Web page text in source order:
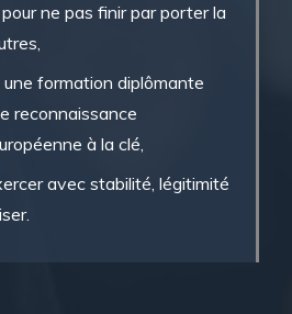
ne pas finir par porter la
formation diplômante
reconnaissance
à la clé,
avec stabilité, légitimité